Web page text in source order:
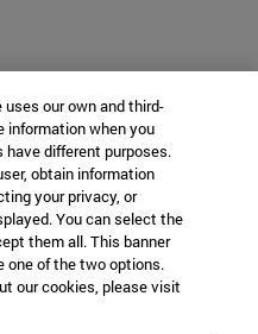
our own and third-
information when you
different purposes.
obtain information
your privacy, or
You can select the
them all. This banner
one of the two options.
our cookies, please visit